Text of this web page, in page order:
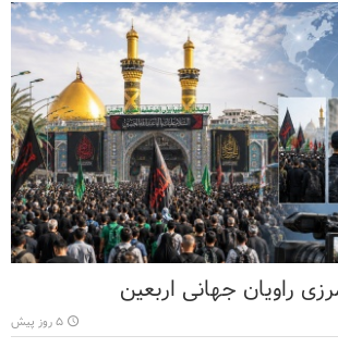
راویان جهانی اربعین
۵ روز پیش